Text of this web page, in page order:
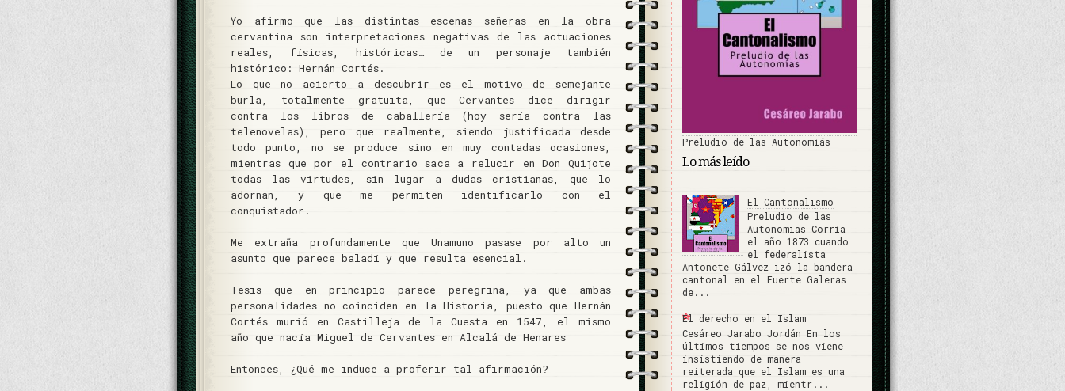
Yo afirmo que las distintas escenas señeras en la obra
cervantina son interpretaciones negativas de las actuaciones
reales, físicas, históricas… de un personaje también
histórico: Hernán Cortés.
Lo que no acierto a descubrir es el motivo de semejante
burla, totalmente gratuita, que Cervantes dice dirigir
contra los libros de caballería (hoy sería contra las
telenovelas), pero que realmente, siendo justificada desde
todo punto, no se produce sino en muy contadas ocasiones,
mientras que por el contrario saca a relucir en Don Quijote
todas las virtudes, sin lugar a dudas cristianas, que lo
adornan, y que me permiten identificarlo con el
conquistador.
Me extraña profundamente que Unamuno pasase por alto un
asunto que parece baladí y que resulta esencial.
Tesis que en principio parece peregrina, ya que ambas
personalidades no coinciden en la Historia, puesto que Hernán
Cortés murió en Castilleja de la Cuesta en 1547, el mismo
año que nacía Miguel de Cervantes en Alcalá de Henares
Entonces, ¿Qué me induce a proferir tal afirmación?
Preludio de las Autonomíás
Lo más leído
El Cantonalismo
Preludio de las
Autonomias Corría
el año 1873 cuando
el federalista
Antonete Gálvez izó la bandera
cantonal en el Fuerte Galeras
de...
El derecho en el Islam
Cesáreo Jarabo Jordán En los
últimos tiempos se nos viene
insistiendo de manera
reiterada que el Islam es una
religión de paz, mientr...